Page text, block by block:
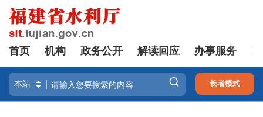
首页 机构 政务公开 解读回应 办事服务
 长者模式